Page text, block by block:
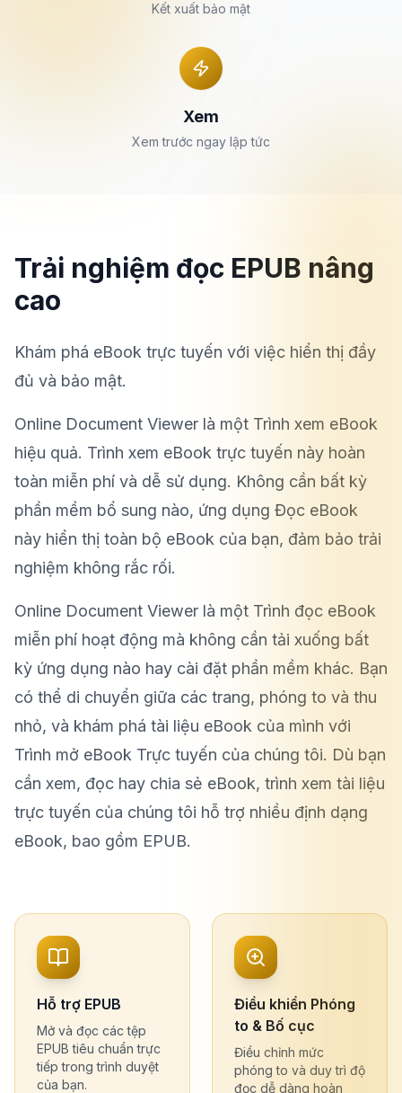
Kết xuất bảo mật
Xem
Xem trước ngay lập tức
Trải nghiệm đọc EPUB nâng
cao
Khám phá eBook trực tuyến với việc hiển thị đầy
đủ và bảo mật.
Online Document Viewer là một Trình xem eBook
hiệu quả. Trình xem eBook trực tuyến này hoàn
toàn miễn phí và dễ sử dụng. Không cần bất kỳ
phần mềm bổ sung nào, ứng dụng Đọc eBook
này hiển thị toàn bộ eBook của bạn, đảm bảo trải
nghiệm không rắc rối.
Online Document Viewer là một Trình đọc eBook
miễn phí hoạt động mà không cần tải xuống bất
kỳ ứng dụng nào hay cài đặt phần mềm khác. Bạn
có thể di chuyển giữa các trang, phóng to và thu
nhỏ, và khám phá tài liệu eBook của mình với
Trình mở eBook Trực tuyến của chúng tôi. Dù bạn
cần xem, đọc hay chia sẻ eBook, trình xem tài liệu
trực tuyến của chúng tôi hỗ trợ nhiều định dạng
eBook, bao gồm EPUB.
Hỗ trợ EPUB
Mở và đọc các tệp
EPUB tiêu chuẩn trực
tiếp trong trình duyệt
của bạn.
Điều khiển Phóng
to & Bố cục
Điều chỉnh mức
phóng to và duy trì độ
đọc dễ dàng hoàn